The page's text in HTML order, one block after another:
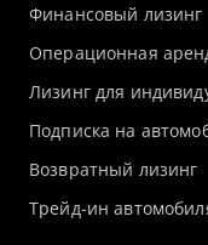
Финансовый лизинг
Операционная
Лизинг для
Подписка на
Возвратный лизинг
Трейд-ин